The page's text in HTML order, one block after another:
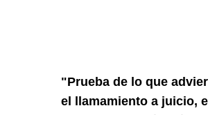
"Prueba de lo que
el llamamiento a juicio,